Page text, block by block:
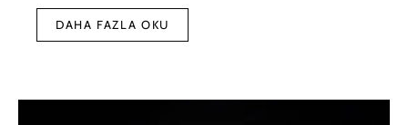
DAHA FAZLA OKU